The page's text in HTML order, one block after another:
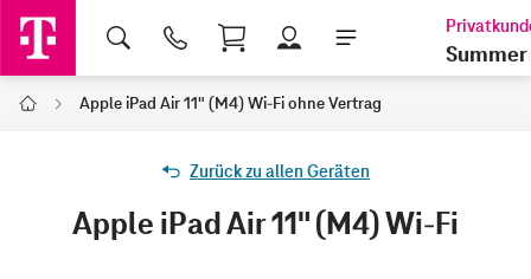
Shopping Cart
Summer
Home Apple iPad Air 11" (M4) Wi-Fi ohne Vertrag
Zurück zu allen Geräten
Apple iPad Air 11" (M4) Wi-Fi